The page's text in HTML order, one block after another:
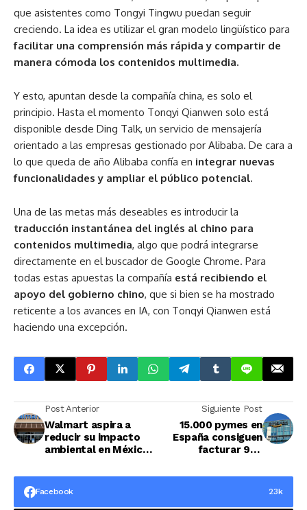
que asistentes como Tongyi Tingwu puedan seguir
creciendo. La idea es utilizar el gran modelo lingüístico para
facilitar una comprensión más rápida y compartir de
manera cómoda los contenidos multimedia.
Y esto, apuntan desde la compañía china, es solo el
principio. Hasta el momento Tonqyi Qianwen solo está
disponible desde Ding Talk, un servicio de mensajería
orientado a las empresas gestionado por Alibaba. De cara a
lo que queda de año Alibaba confía en integrar nuevas
funcionalidades y ampliar el público potencial.
Una de las metas más deseables es introducir la
traducción instantánea del inglés al chino para
contenidos multimedia, algo que podrá integrarse
directamente en el buscador de Google Chrome. Para
todas estas apuestas la compañía está recibiendo el
apoyo del gobierno chino, que si bien se ha mostrado
reticente a los avances en IA, con Tonqyi Qianwen está
haciendo una excepción.
Post Anterior
Walmart aspira a
reducir su impacto
ambiental en México
Siguiente Post
15.000 pymes en
España consiguen
facturar 950
el exterior
Facebook 23k